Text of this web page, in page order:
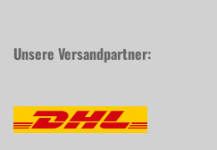
Unsere Versandpartner: